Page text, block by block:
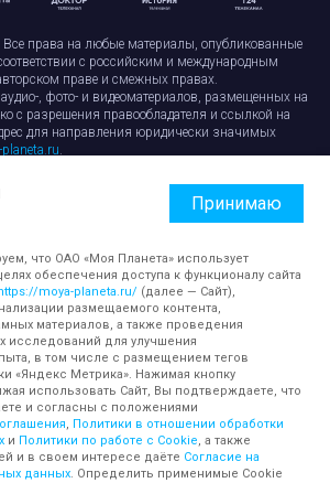
права на любые материалы, опубликованные
с российским и международным
праве и смежных правах.
, фото- и видеоматериалов, размещенных на
с разрешения правообладателя и ссылкой на
для направления юридически значимых
.
с cookie-файлами
данных
Обработка персональных данных
Принимаю
что ОАО «Моя Планета» использует
обеспечения доступа к функционалу сайта
moya-planeta.ru/ (далее — Сайт),
размещаемого контента,
материалов, а также проведения
исследований для улучшения
в том числе с размещением тегов
«Яндекс Метрика». Нажимая кнопку
использовать Сайт, Вы подтверждаете, что
и согласны с положениями
, Политики в отношении обработки
и Политики по работе с Cookie, а также
и в своем интересе даёте Согласие на
данных. Определить применимые Cookie